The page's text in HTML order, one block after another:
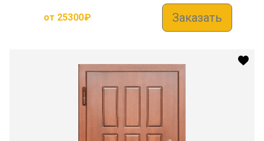
от 25300₽ Заказать